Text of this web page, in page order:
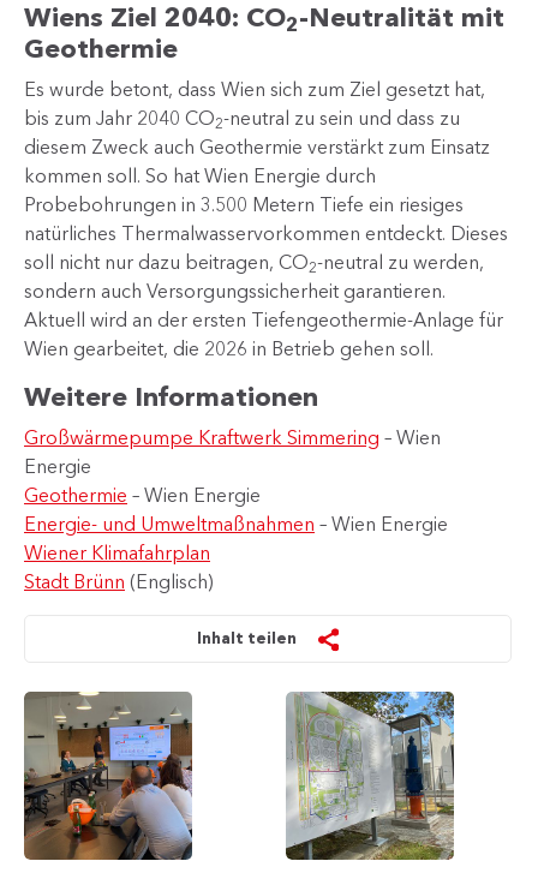
Wiens Ziel 2040: CO2-Neutralität mit
Geothermie
Es wurde betont, dass Wien sich zum Ziel gesetzt hat,
bis zum Jahr 2040 CO2-neutral zu sein und dass zu
diesem Zweck auch Geothermie verstärkt zum Einsatz
kommen soll. So hat Wien Energie durch
Probebohrungen in 3.500 Metern Tiefe ein riesiges
natürliches Thermalwasservorkommen entdeckt. Dieses
soll nicht nur dazu beitragen, CO2-neutral zu werden,
sondern auch Versorgungssicherheit garantieren.
Aktuell wird an der ersten Tiefengeothermie-Anlage für
Wien gearbeitet, die 2026 in Betrieb gehen soll.
Weitere Informationen
Großwärmepumpe Kraftwerk Simmering – Wien
Energie
Geothermie – Wien Energie
Energie- und Umweltmaßnahmen – Wien Energie
Wiener Klimafahrplan
Stadt Brünn (Englisch)
Inhalt teilen
Präsentation
Kraftwerk
Simmering
und
zu
den
Themen
Biomasse
und
Geländeplan
des
Kraftwerks
Simmering